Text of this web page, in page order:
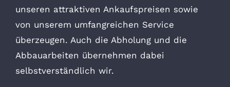
unseren attraktiven Ankaufspreisen sowie
von unserem umfangreichen Service
überzeugen. Auch die Abholung und die
Abbauarbeiten übernehmen dabei
selbstverständlich wir.